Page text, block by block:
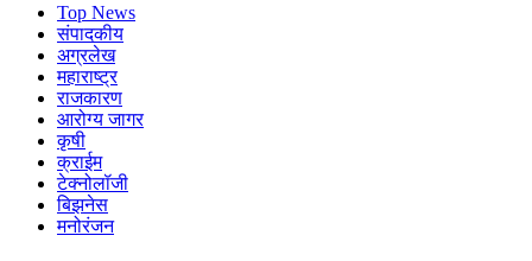
Top News
संपादकीय
अग्रलेख
महाराष्ट्र
राजकारण
आरोग्य जागर
कृषी
क्राईम
टेक्नोलॉजी
बिझनेस
मनोरंजन